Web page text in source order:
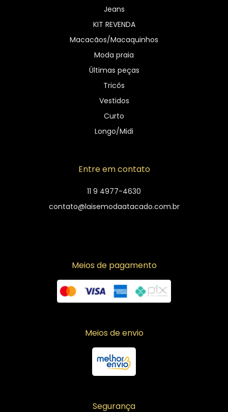
Jeans
KIT REVENDA
Macacãos/Macaquinhos
Moda praia
Últimas peças
Tricôs
Vestidos
Curto
Longo/Midi
Entre em contato
11 9 4977-4630
contato@laisemodaatacado.com.br
Meios de pagamento
Meios de envio
Segurança